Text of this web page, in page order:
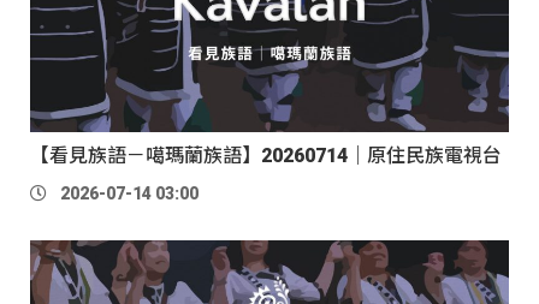
【看見族語－噶瑪蘭族語】20260714｜原住民族電視台
2026-07-14 03:00